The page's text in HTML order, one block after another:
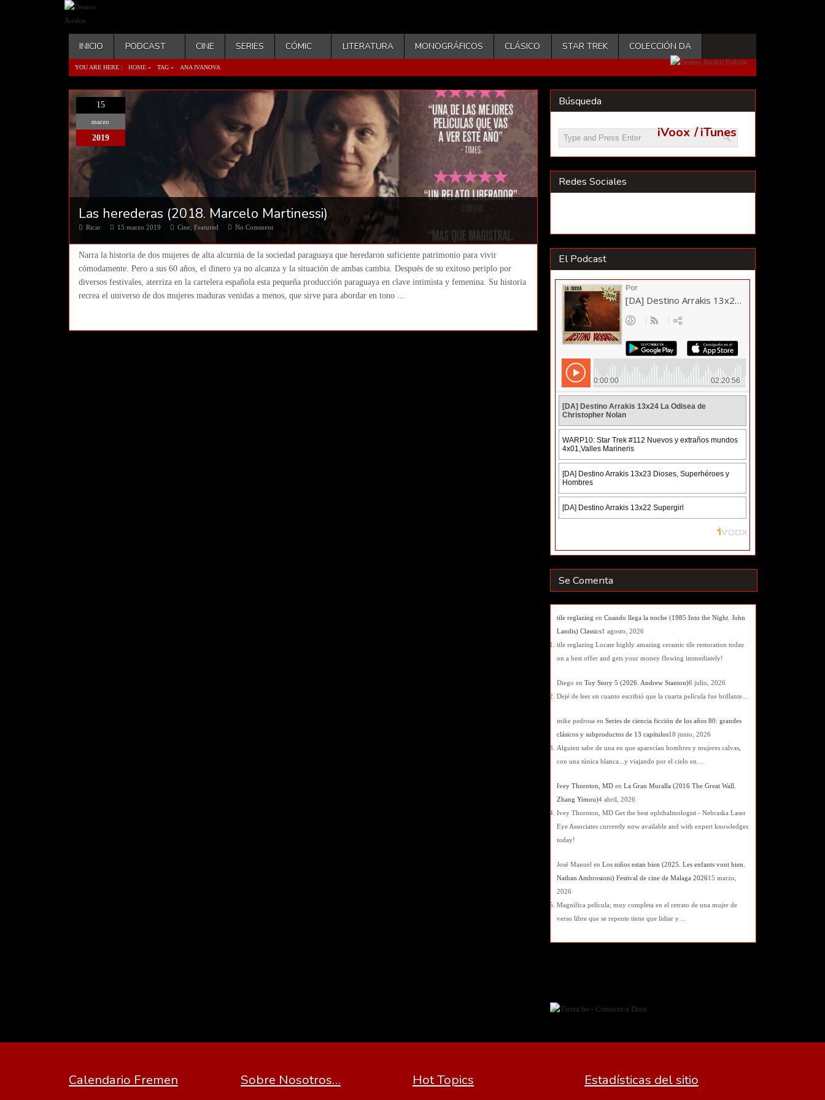
iVoox /iTunes
INICIO PODCAST CINE SERIES CÓMIC LITERATURA MONOGRÁFICOS CLÁSICO STAR TREK COLECCIÓN DA
YOU ARE HERE : HOME » TAG » ANA IVANOVA
15
marzo
2019
Las herederas (2018. Marcelo Martinessi)
Ricar 15 marzo 2019 Cine,Featured No Comment
Narra la historia de dos mujeres de alta alcurnia de la sociedad paraguaya que heredaron suficiente patrimonio para vivir
cómodamente. Pero a sus 60 años, el dinero ya no alcanza y la situación de ambas cambia. Después de su exitoso periplo por
diversos festivales, aterriza en la cartelera española esta pequeña producción paraguaya en clave intimista y femenina. Su historia
recrea el universo de dos mujeres maduras venidas a menos, que sirve para abordar en tono ...
Búsqueda
Redes Sociales
El Podcast
Se Comenta
tile reglazing en Cuando llega la noche (1985 Into the Night. John
Landis) Classics1 agosto, 2026
tile reglazing Locate highly amazing ceramic tile restoration today
on a best offer and gets your money flowing immediately!
Diego en Toy Story 5 (2026. Andrew Stanton)6 julio, 2026
Dejé de leer en cuanto escribió que la cuarta película fue brillante...
mike pedrosa en Series de ciencia ficción de los años 80: grandes
clásicos y subproductos de 13 capítulos18 junio, 2026
Alguien sabe de una en que aparecían hombres y mujeres calvas,
con una túnica blanca...y viajando por el cielo en…
Ivey Thornton, MD en La Gran Muralla (2016 The Great Wall.
Zhang Yimou)4 abril, 2026
Ivey Thornton, MD Get the best ophthalmologist - Nebraska Laser
Eye Associates currently now available and with expert knowledges
today!
José Manuel en Los niños estan bien (2025. Les enfants vont bien.
Nathan Ambrosioni) Festival de cine de Malaga 202615 marzo,
2026
Magnífica película; muy completa en el retrato de una mujer de
verso libre que se repente tiene que lidiar y…
Calendario Fremen Sobre Nosotros… Hot Topics Estadísticas del sitio